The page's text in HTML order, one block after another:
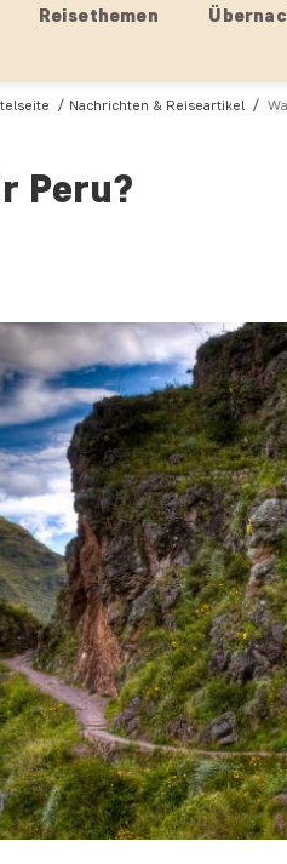
Reisethemen
Nachrichten & Reiseartikel
Peru?